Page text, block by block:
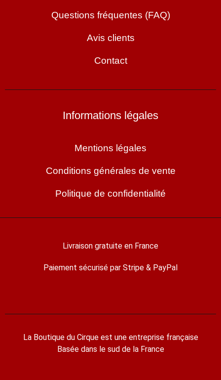
Questions fréquentes (FAQ)
Avis clients
Contact
Informations légales
Mentions légales
Conditions générales de vente
Politique de confidentialité
Livraison gratuite en France
Paiement sécurisé par Stripe & PayPal
La Boutique du Cirque est une entreprise française
Basée dans le sud de la France